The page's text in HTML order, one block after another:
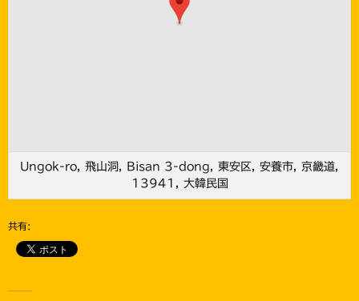
Ungok-ro, 飛山洞, Bisan 3-dong, 東安区, 安養市, 京畿道,
13941, 大韓民国
共有: